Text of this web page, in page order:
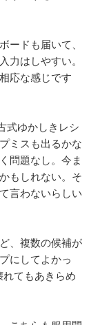
ードも届いて、
力はしやすい。
応な感じです
ゆかしきレシ
ミスも出るかな
問題なし。今ま
もしれない。そ
言わないらしい
、複数の候補が
にしてよかっ
てもあきらめ